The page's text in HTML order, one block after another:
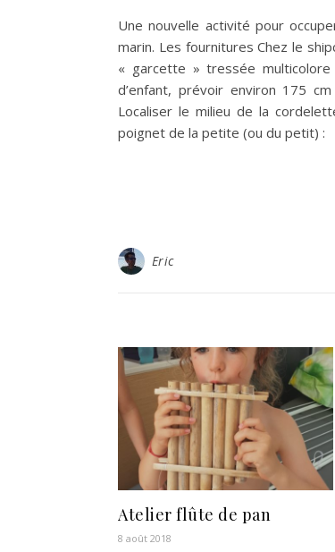
Une nouvelle activité pour
marin. Les fournitures Chez le
« garcette » tressée
d’enfant, prévoir environ 175
Localiser le milieu de la
poignet de la petite (ou du
Eric
Atelier flûte de pan
8 août 2018